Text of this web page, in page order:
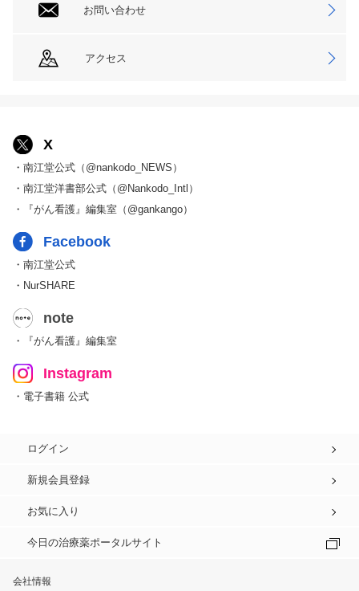
お問い合わせ
アクセス
X
・南江堂公式（@nankodo_NEWS）
・南江堂洋書部公式（@Nankodo_Intl）
・『がん看護』編集室（@gankango）
Facebook
・南江堂公式
・NurSHARE
note
・『がん看護』編集室
Instagram
・電子書籍 公式
ログイン
新規会員登録
お気に入り
今日の治療薬ポータルサイト
会社情報